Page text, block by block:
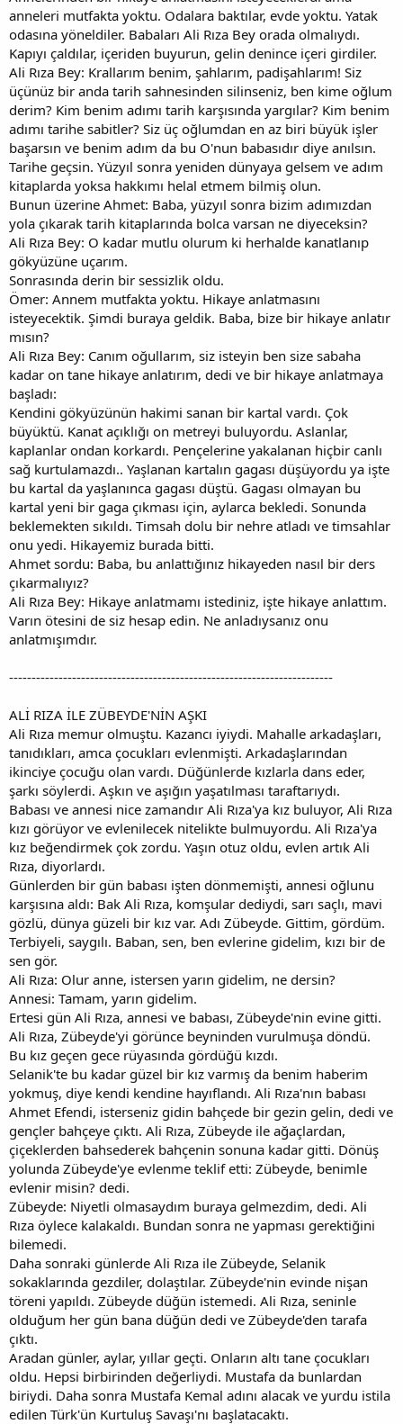
anneleri mutfakta yoktu. Odalara baktılar, evde yoktu. Yatak
odasına yöneldiler. Babaları Ali Rıza Bey orada olmalıydı.
Kapıyı çaldılar, içeriden buyurun, gelin denince içeri girdiler.
Ali Rıza Bey: Krallarım benim, şahlarım, padişahlarım! Siz
üçünüz bir anda tarih sahnesinden silinseniz, ben kime oğlum
derim? Kim benim adımı tarih karşısında yargılar? Kim benim
adımı tarihe sabitler? Siz üç oğlumdan en az biri büyük işler
başarsın ve benim adım da bu O'nun babasıdır diye anılsın.
Tarihe geçsin. Yüzyıl sonra yeniden dünyaya gelsem ve adım
kitaplarda yoksa hakkımı helal etmem bilmiş olun.
Bunun üzerine Ahmet: Baba, yüzyıl sonra bizim adımızdan
yola çıkarak tarih kitaplarında bolca varsan ne diyeceksin?
Ali Rıza Bey: O kadar mutlu olurum ki herhalde kanatlanıp
gökyüzüne uçarım.
Sonrasında derin bir sessizlik oldu.
Ömer: Annem mutfakta yoktu. Hikaye anlatmasını
isteyecektik. Şimdi buraya geldik. Baba, bize bir hikaye anlatır
mısın?
Ali Rıza Bey: Canım oğullarım, siz isteyin ben size sabaha
kadar on tane hikaye anlatırım, dedi ve bir hikaye anlatmaya
başladı:
Kendini gökyüzünün hakimi sanan bir kartal vardı. Çok
büyüktü. Kanat açıklığı on metreyi buluyordu. Aslanlar,
kaplanlar ondan korkardı. Pençelerine yakalanan hiçbir canlı
sağ kurtulamazdı.. Yaşlanan kartalın gagası düşüyordu ya işte
bu kartal da yaşlanınca gagası düştü. Gagası olmayan bu
kartal yeni bir gaga çıkması için, aylarca bekledi. Sonunda
beklemekten sıkıldı. Timsah dolu bir nehre atladı ve timsahlar
onu yedi. Hikayemiz burada bitti.
Ahmet sordu: Baba, bu anlattığınız hikayeden nasıl bir ders
çıkarmalıyız?
Ali Rıza Bey: Hikaye anlatmamı istediniz, işte hikaye anlattım.
Varın ötesini de siz hesap edin. Ne anladıysanız onu
anlatmışımdır.
------------------------------------------------------------------------
ALİ RIZA İLE ZÜBEYDE'NİN AŞKI
Ali Rıza memur olmuştu. Kazancı iyiydi. Mahalle arkadaşları,
tanıdıkları, amca çocukları evlenmişti. Arkadaşlarından
ikinciye çocuğu olan vardı. Düğünlerde kızlarla dans eder,
şarkı söylerdi. Aşkın ve aşığın yaşatılması taraftarıydı.
Babası ve annesi nice zamandır Ali Rıza'ya kız buluyor, Ali Rıza
kızı görüyor ve evlenilecek nitelikte bulmuyordu. Ali Rıza'ya
kız beğendirmek çok zordu. Yaşın otuz oldu, evlen artık Ali
Rıza, diyorlardı.
Günlerden bir gün babası işten dönmemişti, annesi oğlunu
karşısına aldı: Bak Ali Rıza, komşular dediydi, sarı saçlı, mavi
gözlü, dünya güzeli bir kız var. Adı Zübeyde. Gittim, gördüm.
Terbiyeli, saygılı. Baban, sen, ben evlerine gidelim, kızı bir de
sen gör.
Ali Rıza: Olur anne, istersen yarın gidelim, ne dersin?
Annesi: Tamam, yarın gidelim.
Ertesi gün Ali Rıza, annesi ve babası, Zübeyde'nin evine gitti.
Ali Rıza, Zübeyde'yi görünce beyninden vurulmuşa döndü.
Bu kız geçen gece rüyasında gördüğü kızdı.
Selanik'te bu kadar güzel bir kız varmış da benim haberim
yokmuş, diye kendi kendine hayıflandı. Ali Rıza'nın babası
Ahmet Efendi, isterseniz gidin bahçede bir gezin gelin, dedi ve
gençler bahçeye çıktı. Ali Rıza, Zübeyde ile ağaçlardan,
çiçeklerden bahsederek bahçenin sonuna kadar gitti. Dönüş
yolunda Zübeyde'ye evlenme teklif etti: Zübeyde, benimle
evlenir misin? dedi.
Zübeyde: Niyetli olmasaydım buraya gelmezdim, dedi. Ali
Rıza öylece kalakaldı. Bundan sonra ne yapması gerektiğini
bilemedi.
Daha sonraki günlerde Ali Rıza ile Zübeyde, Selanik
sokaklarında gezdiler, dolaştılar. Zübeyde'nin evinde nişan
töreni yapıldı. Zübeyde düğün istemedi. Ali Rıza, seninle
olduğum her gün bana düğün dedi ve Zübeyde'den tarafa
çıktı.
Aradan günler, aylar, yıllar geçti. Onların altı tane çocukları
oldu. Hepsi birbirinden değerliydi. Mustafa da bunlardan
biriydi. Daha sonra Mustafa Kemal adını alacak ve yurdu istila
edilen Türk'ün Kurtuluş Savaşı'nı başlatacaktı.